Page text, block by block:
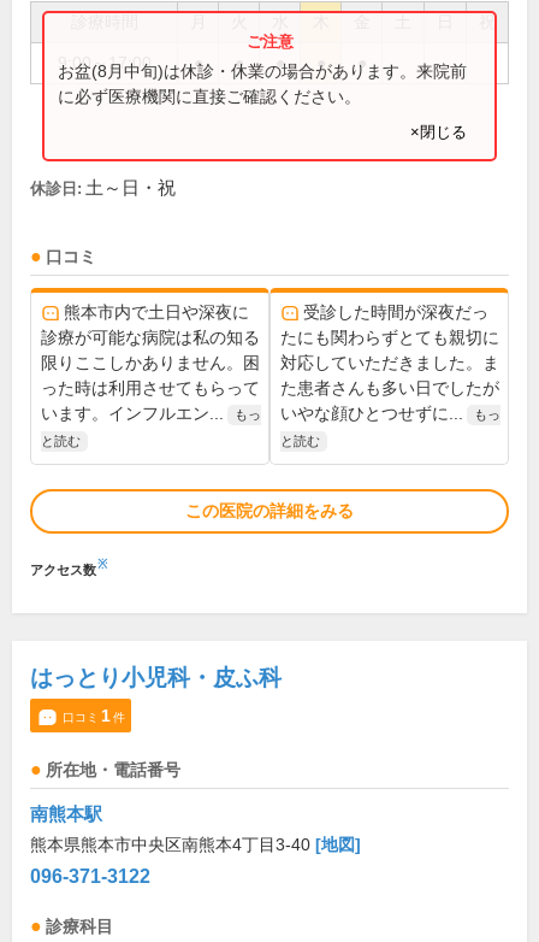
祝
9:00～17:00 ● ● ● ● ●
お盆(8月中旬)は休診・休業の場合があります。来院前
に必ず医療機関に直接ご確認ください。
×閉じる
休診日: 土～日・祝
口コミ
熊本市内で土日や深夜に
診療が可能な病院は私の知る
限りここしかありません。困
った時は利用させてもらって
います。インフルエン...
もっ
と読む
受診した時間が深夜だっ
たにも関わらずとても親切に
対応していただきました。ま
た患者さんも多い日でしたが
いやな顔ひとつせずに...
もっ
と読む
この医院の詳細をみる
アクセス数※
はっとり小児科・皮ふ科
口コミ 1件
所在地・電話番号
南熊本駅
熊本県熊本市中央区南熊本4丁目3-40 [地図]
096-371-3122
診療科目